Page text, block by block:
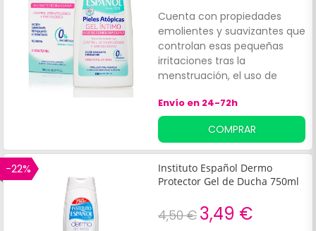
Cuenta con propiedades
emolientes y suavizantes que
controlan esas pequeñas
irritaciones tras la
menstruación, el uso de
embarazos o cambios
hormonales.*No irrita y cuida
tu piel. Control
dermatológico y
ginecológico.
Envío en 24-72h
COMPRAR
-22%
Instituto Español Dermo
Protector Gel de Ducha 750ml
4,50 € 3,49 €